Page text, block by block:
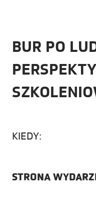
BUR PO
KIEDY:
STRONA